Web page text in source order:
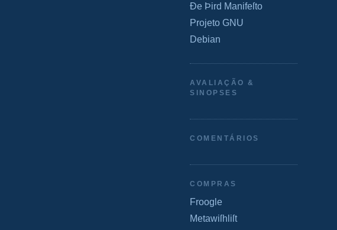
Ðe Þird Manifeſto
Projeto GNU
Debian
AVALIAÇÃO &
SINOPSES
COMENTÁRIOS
COMPRAS
Froogle
Metawiſhliſt